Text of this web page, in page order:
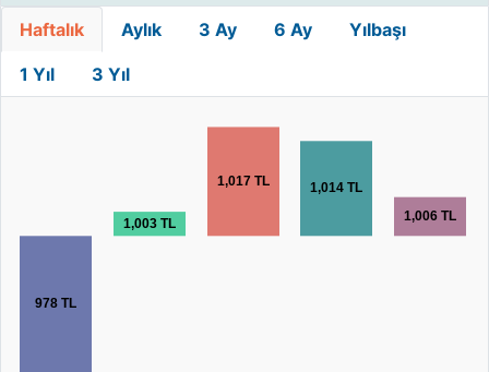
Haftalık Aylık 3 Ay 6 Ay Yılbaşı
1 Yıl 3 Yıl